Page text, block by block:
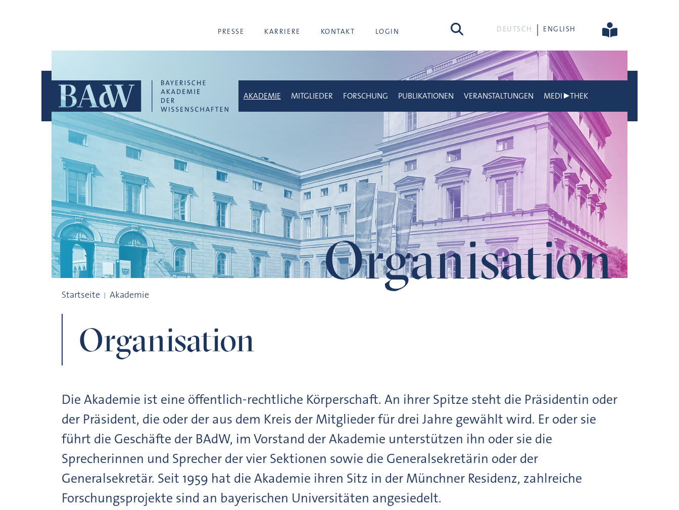
PRESSE KARRIERE KONTAKT LOGIN Suche DEUTSCH ENGLISH
Organisation
AKADEMIE MITGLIEDER FORSCHUNG PUBLIKATIONEN VERANSTALTUNGEN MEDI▶THEK
Startseite Akademie
Organisation
Die Akademie ist eine öffentlich-rechtliche Körperschaft. An ihrer Spitze steht die Präsidentin oder
der Präsident, die oder der aus dem Kreis der Mitglieder für drei Jahre gewählt wird. Er oder sie
führt die Geschäfte der BAdW, im Vorstand der Akademie unterstützen ihn oder sie die
Sprecherinnen und Sprecher der vier Sektionen sowie die Generalsekretärin oder der
Generalsekretär. Seit 1959 hat die Akademie ihren Sitz in der Münchner Residenz, zahlreiche
Forschungsprojekte sind an bayerischen Universitäten angesiedelt.